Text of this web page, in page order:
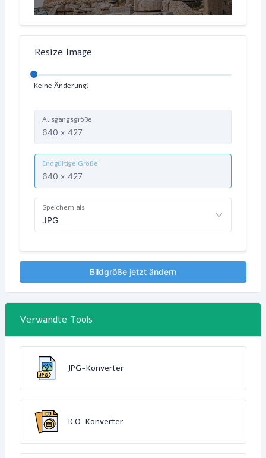
Resize Image
Keine Änderung!
Ausgangsgröße
Endgültige Größe
Speichern als
Bildgröße jetzt ändern
Verwandte Tools
JPG-Konverter
ICO-Konverter